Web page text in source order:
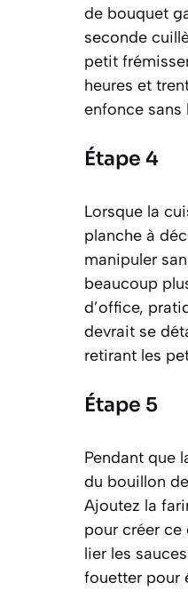
de bouquet
seconde
petit
heures et
enfonce sans
Étape 4
Lorsque la
planche à
manipuler
beaucoup
d’office,
devrait se
retirant les
Étape 5
Pendant que
du bouillon
Ajoutez la
pour créer ce
lier les
fouetter pour